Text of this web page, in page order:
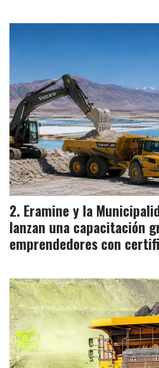
Eramine y la
lanzan una capacitación
emprendedores con